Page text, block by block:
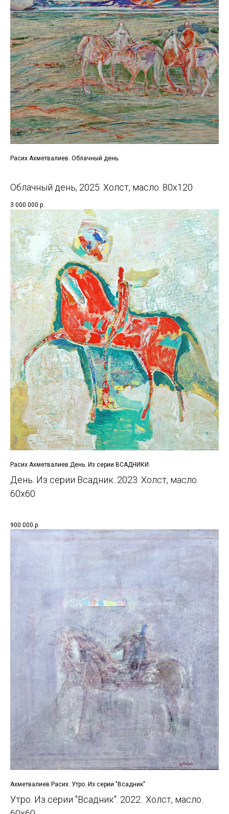
Расих Ахметвалиев. Облачный день.
Облачный день, 2025. Холст, масло. 80х120
3 000 000 р.
Расих Ахметвалиев.День. Из серии ВСАДНИКИ.
День. Из серии Всадник. 2023. Холст, масло.
60x60
900 000 р.
Ахметвалиев Расих. Утро. Из серии "Всадник"
Утро. Из серии "Всадник". 2022.. Холст, масло.